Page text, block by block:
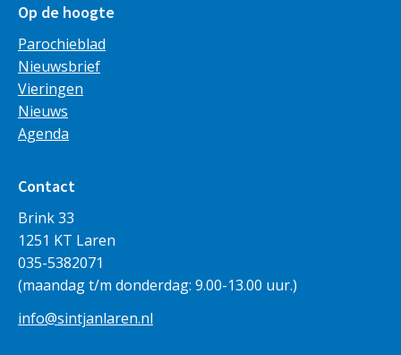
Op de hoogte
Parochieblad
Nieuwsbrief
Vieringen
Nieuws
Agenda
Contact
Brink 33
1251 KT Laren
035-5382071
(maandag t/m donderdag: 9.00-13.00 uur.)
info@sintjanlaren.nl